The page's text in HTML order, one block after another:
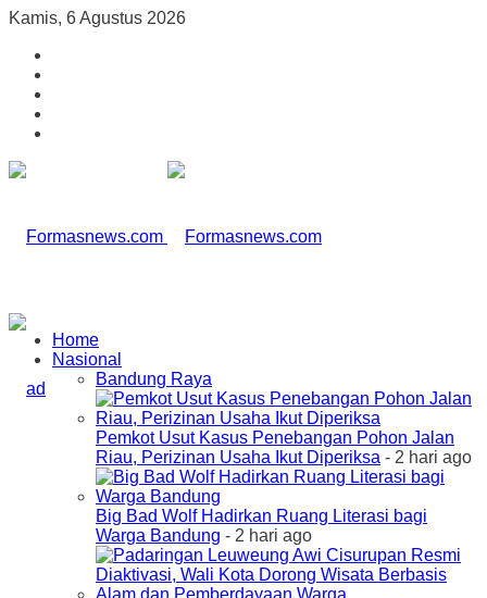
Kamis, 6 Agustus 2026
Home
Nasional
Bandung Raya
Pemkot Usut Kasus Penebangan Pohon Jalan
Riau, Perizinan Usaha Ikut Diperiksa - 2 hari ago
Big Bad Wolf Hadirkan Ruang Literasi bagi
Warga Bandung - 2 hari ago